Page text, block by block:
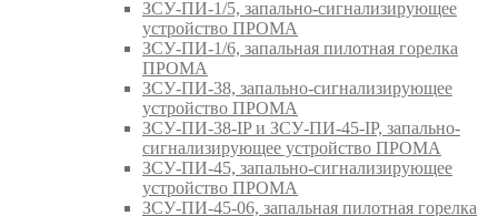
ЗСУ-ПИ-1/5, запально-сигнализирующее
устройство ПРОМА
ЗСУ-ПИ-1/6, запальная пилотная горелка
ПРОМА
ЗСУ-ПИ-38, запально-сигнализирующее
устройство ПРОМА
ЗСУ-ПИ-38-IP и ЗСУ-ПИ-45-IP, запально-
сигнализирующее устройство ПРОМА
ЗСУ-ПИ-45, запально-сигнализирующее
устройство ПРОМА
ЗСУ-ПИ-45-06, запальная пилотная горелка